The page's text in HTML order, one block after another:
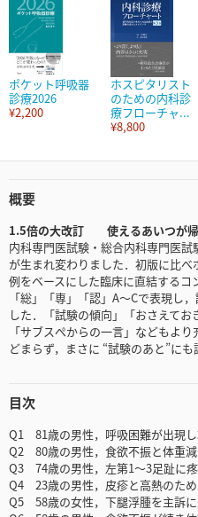
ポケット呼吸器
診療2026
¥2,200
ホスピタリスト
のための内科診
療フローチャ...
¥8,800
概要
1.5倍の大改訂 使えるあいつが帰
内科専門医試験・総合内科専門医
が生まれ変わりました．初版に比
例をベースにした臨床に直結する
「総」「専」「認」A〜Cで表現し
した．「試験の傾向」「おさえてお
「サブスぺからの一言」などもよ
どまらず，まさに “試験のあと”に
目次
Q1 81歳の男性，呼吸困難が出現
Q2 80歳の男性，食欲不振と体重
Q3 74歳の男性，左第1～3足趾に
Q4 23歳の男性，皮疹と高熱のた
Q5 58歳の女性，下腿浮腫を主訴